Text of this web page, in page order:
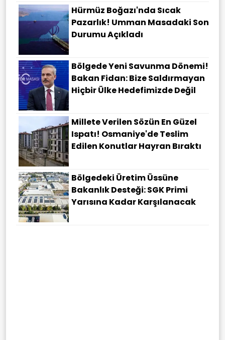
Hürmüz Boğazı'nda Sıcak
Pazarlık! Umman Masadaki Son
Durumu Açıkladı
Bölgede Yeni Savunma Dönemi!
Bakan Fidan: Bize Saldırmayan
Hiçbir Ülke Hedefimizde Değil
Millete Verilen Sözün En Güzel
Ispatı! Osmaniye'de Teslim
Edilen Konutlar Hayran Bıraktı
Bölgedeki Üretim Üssüne
Bakanlık Desteği: SGK Primi
Yarısına Kadar Karşılanacak